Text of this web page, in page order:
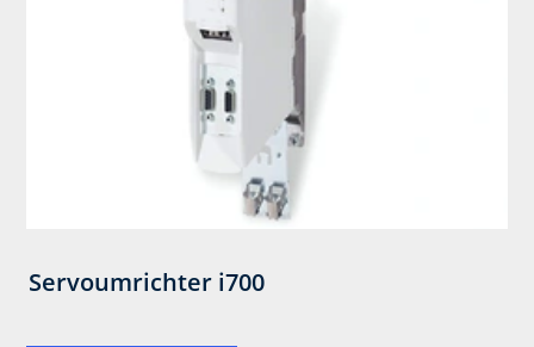
Servoumrichter i700